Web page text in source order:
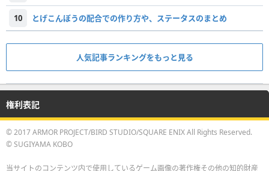
10 とげこんぼうの配合での作り方や、ステータスのまとめ
人気記事ランキングをもっと見る
権利表記
© 2017 ARMOR PROJECT/BIRD STUDIO/SQUARE ENIX All Rights Reserved.
© SUGIYAMA KOBO
当サイトのコンテンツ内で使用しているゲーム画像の著作権その他の知的財産